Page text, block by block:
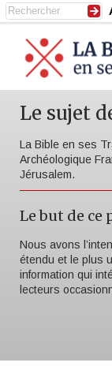
Le sujet
La Bible en ses
Archéologique
Jérusalem.
Le but de ce
Nous avons
étendu et le plus
information qui
lecteurs